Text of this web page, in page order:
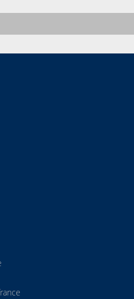
stylé et le serveur qui se
et très calme, les coursives